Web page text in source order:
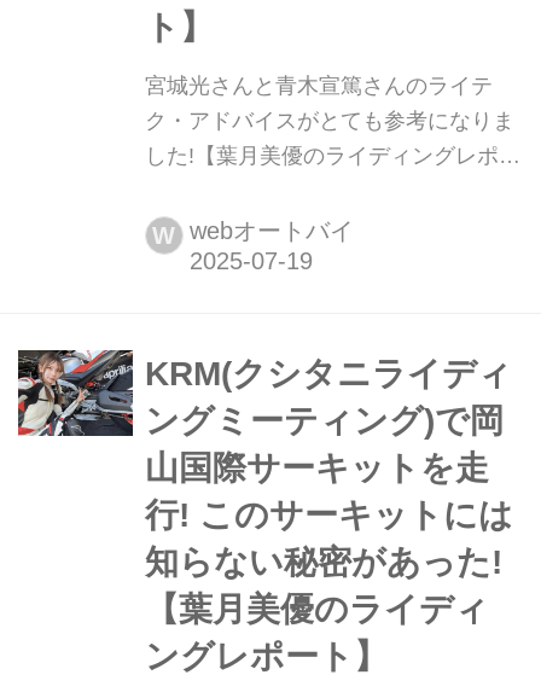
ト】
宮城光さんと青木宣篤さんのライテ
ク・アドバイスがとても参考になりま
した!【葉月美優のライディングレポー
ックスプロショップ走行会の前半をレ
ポートしました。今回は、その続きを
が設けられています。もちろん、強制
ではなく自由参加ですし、他のクラス
の講座に参加することも可能です。私
は、他の...
W webオートバイ
KRM(クシタニライディ
ングミーティング)で岡
山国際サーキットを走
行! このサーキットには
知らない秘密があった!
【葉月美優のライディ
ングレポート】